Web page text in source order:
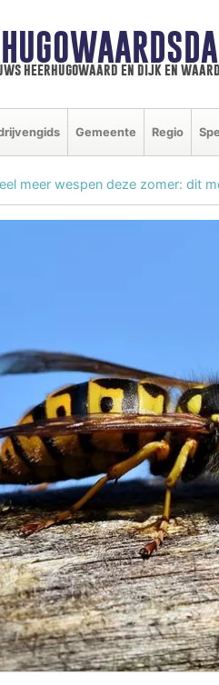
heerhugowaard en dijk en waard
Gemeente Regio
meer wespen deze zomer: dit